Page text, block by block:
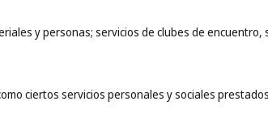
y personas; servicios de clubes de encuentro,
ciertos servicios personales y sociales